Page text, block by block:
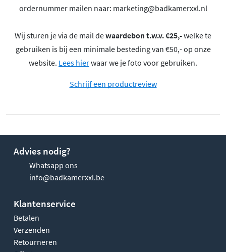
ordernummer mailen naar: marketing@badkamerxxl.nl
Wij sturen je via de mail dewaardebon t.w.v. €25,-welke te
gebruiken is bij een minimale besteding van €50,- op onze
website. Lees hierwaar we je foto voor gebruiken.
Schrijf een productreview
Advies nodig?
Whatsapp ons
info@badkamerxxl.be
Klantenservice
Betalen
Verzenden
Retourneren